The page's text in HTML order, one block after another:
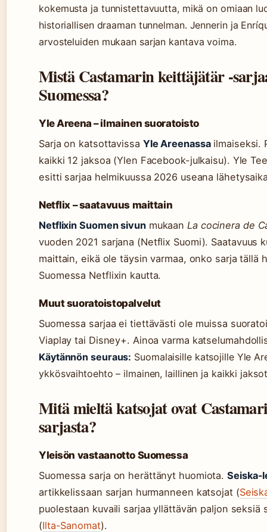
kokemusta ja tunnistettavuutta, mikä on omiaan
historiallisen draaman tunnelman. Jennerin ja
arvosteluiden mukaan sarjan kantava voima.
Mistä Castamarin keittäjätär -
Suomessa?
Yle Areena – ilmainen suoratoisto
Sarja on katsottavissa Yle Areenassailmaiseksi.
kaikki 12 jaksoa (Ylen Facebook-julkaisu). Yle
esitti sarjaa helmikuussa 2026 useana
Netflix – saatavuus maittain
Netflixin Suomen sivunmukaan La cocinera de
vuoden 2021 sarjana (Netflix Suomi). Saatavuus
maittain, eikä ole täysin varmaa, onko sarja tällä
Suomessa Netflixin kautta.
Muut suoratoistopalvelut
Suomessa sarjaa ei tiettävästi ole muissa
Viaplay tai Disney+. Ainoa varma
Käytännön seuraus: Suomalaisille katsojille Yle
ykkösvaihtoehto – ilmainen, laillinen ja kaikki
Mitä mieltä katsojat ovat
sarjasta?
Yleisön vastaanotto Suomessa
Suomessa sarja on herättänyt huomiota.Seiska-
artikkelissaan sarjan hurmanneen katsojat (
puolestaan kuvaili sarjaa yllättävän paljon seksiä
(Ilta-Sanomat).